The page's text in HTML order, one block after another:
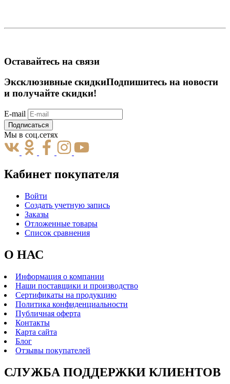
Оставайтесь на связи
Эксклюзивные скидкиПодпишитесь на новости
и получайте скидки!
E-mail
Подписаться
Мы в соц.сетях
Кабинет покупателя
Войти
Создать учетную запись
Заказы
Отложенные товары
Список сравнения
О НАС
Информация о компании
Наши поставщики и производство
Сертификаты на продукцию
Политика конфиденциальности
Публичная оферта
Контакты
Карта сайта
Блог
Отзывы покупателей
СЛУЖБА ПОДДЕРЖКИ КЛИЕНТОВ